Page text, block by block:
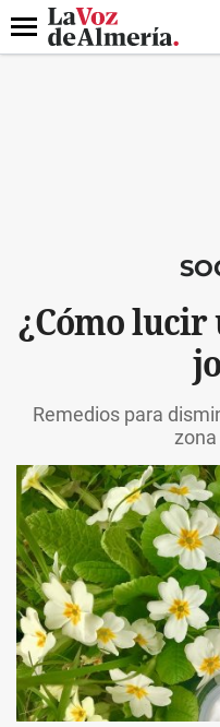
DESTACADO
Menú
¿Cómo lucir
Remedios para